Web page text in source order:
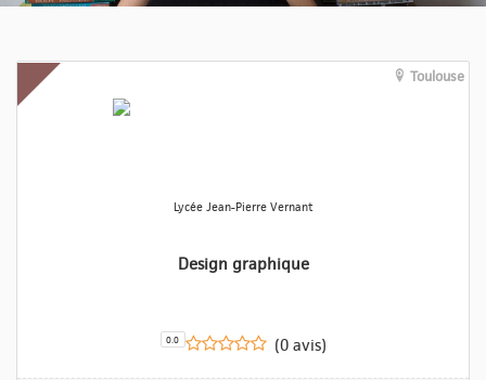
Toulouse
Lycée Jean-Pierre Vernant
Design graphique
0.0 (0 avis)